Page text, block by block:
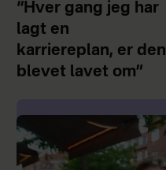
“Hver gang jeg har
lagt en
karriereplan, er den
blevet lavet om”